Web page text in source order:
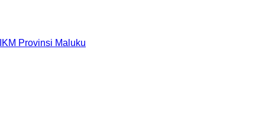
Provinsi Maluku